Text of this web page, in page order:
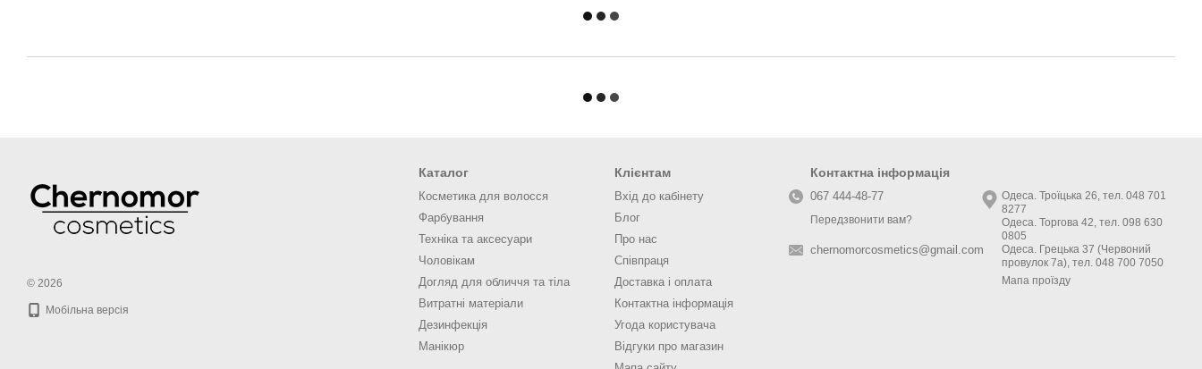
© 2026
Мобільна версія
Каталог
Косметика для волосся
Фарбування
Техніка та аксесуари
Чоловікам
Догляд для обличчя та тіла
Витратні матеріали
Дезинфекція
Манікюр
Клієнтам
Вхід до кабінету
Блог
Про нас
Співпраця
Доставка і оплата
Контактна інформація
Угода користувача
Відгуки про магазин
Контактна інформація
067 444-48-77
Передзвонити вам?
chernomorcosmetics@gmail.com
Одеса. Троїцька 26, тел. 048 701
8277
Одеса. Торгова 42, тел. 098 630
0805
Одеса. Грецька 37 (Червоний
провулок 7а), тел. 048 700 7050
Мапа проїзду